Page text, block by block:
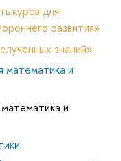
курса для
развития»
знаний»
математика и
и